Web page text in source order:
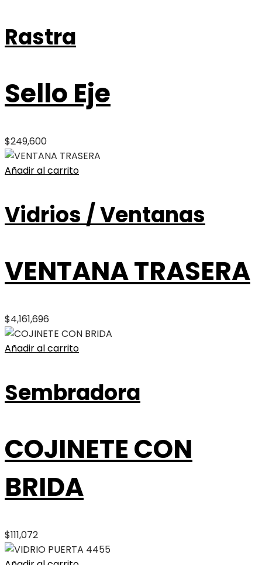
Rastra
Sello Eje
$249,600
Añadir al carrito
Vidrios / Ventanas
VENTANA TRASERA
$4,161,696
Añadir al carrito
Sembradora
COJINETE CON
BRIDA
$111,072